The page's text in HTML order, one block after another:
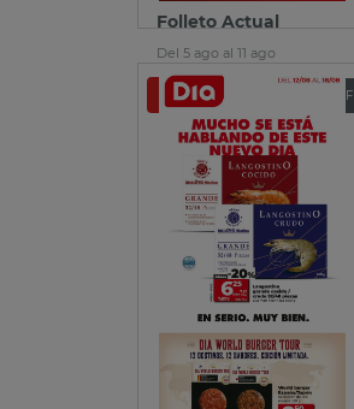
Folleto Actual
Del 5 ago al 11 ago
Ver folleto Descargar PDF